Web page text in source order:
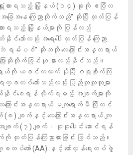
ထားရသည့် မြို့နယ် (၁၄) ခုကို ဧပြီလ
ြေအနေ ကြေညာလိုက်သည်” ဆိုပြီး ထုတ်ပြန်
ရသည့် မြို့နယ်များကို ပြန်လည်
လည်း အရေးပေါ် ထုတ်ပြန် ကြေညာ
မ်းပစ်” ဆိုသလို လေကြောင်းအန္တရာယ်
ပြောဆိုလိုက်ခြင်းဟု နားလည်နိုင်သည်။
န္တရာယ်ကို ယခင်ကထက် ပို​ပြီး ဂရုစိုက်ကြ
တပ်တော်သည်လည်း ပြည်သူလူထုများ
ယ်နိုင်စေရန် လိုက်ရမည့် အချက်များကို
ကြောင်းအန္တရာယ် မကျရောက်မီ ကြိုတင်
) ချက်နှင့် လေကြောင်းအန္တရာယ် ကျ
ျက် (၇) ချက်၊ စုစုပေါင်း ဆောင်ရန်
ထုတ်ပြန်ကြေညာထားခြင်း ဖြစ်သည်။
ပ်တော် (AA) နှင့် တော်လှန်ရေးတပ်ဖွဲ့